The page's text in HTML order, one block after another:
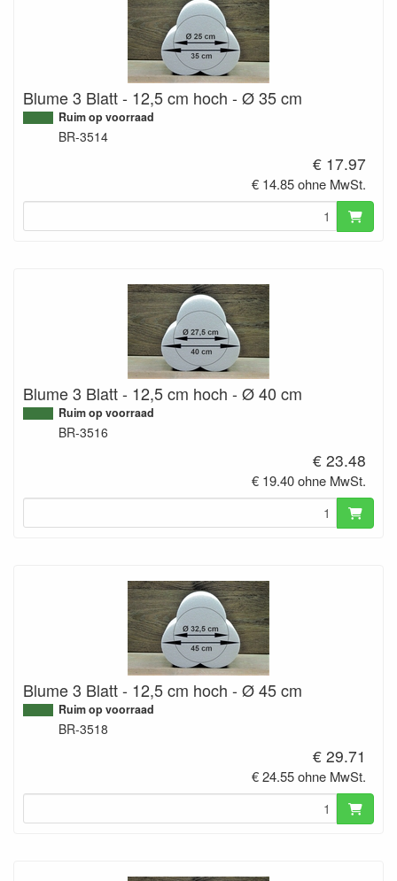
Blume 3 Blatt - 12,5 cm hoch - Ø 35 cm
Ruim op voorraad
BR-3514
€ 17.97
€ 14.85 ohne MwSt.
Blume 3 Blatt - 12,5 cm hoch - Ø 40 cm
Ruim op voorraad
BR-3516
€ 23.48
€ 19.40 ohne MwSt.
Blume 3 Blatt - 12,5 cm hoch - Ø 45 cm
Ruim op voorraad
BR-3518
€ 29.71
€ 24.55 ohne MwSt.